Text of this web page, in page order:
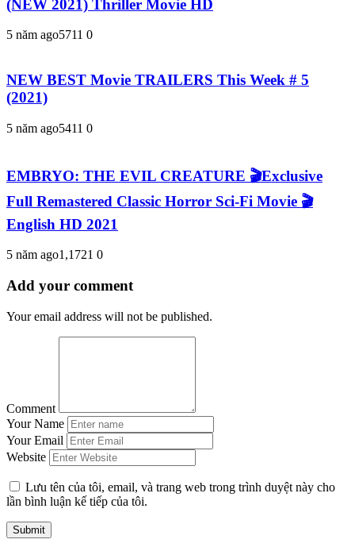
(NEW 2021) Thriller Movie HD
5 năm ago5711 0
NEW BEST Movie TRAILERS This Week # 5
(2021)
5 năm ago5411 0
EMBRYO: THE EVIL CREATURE 🎬Exclusive
Full Remastered Classic Horror Sci-Fi Movie 🎬
English HD 2021
5 năm ago1,1721 0
Add your comment
Your email address will not be published.
Comment
Your Name
Your Email
Website
Lưu tên của tôi, email, và trang web trong trình duyệt này cho
lần bình luận kế tiếp của tôi.